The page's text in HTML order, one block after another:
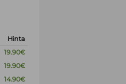
Hinta
19.90€
19.90€
14.90€